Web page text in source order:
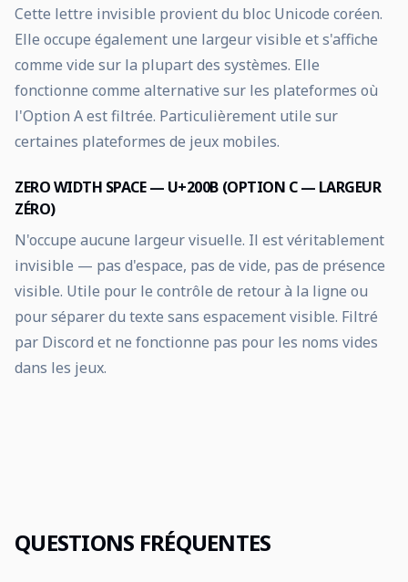
Cette lettre invisible provient du bloc Unicode coréen.
Elle occupe également une largeur visible et s'affiche
comme vide sur la plupart des systèmes. Elle
fonctionne comme alternative sur les plateformes où
l'Option A est filtrée. Particulièrement utile sur
certaines plateformes de jeux mobiles.
ZERO WIDTH SPACE — U+200B (OPTION C — LARGEUR
ZÉRO)
N'occupe aucune largeur visuelle. Il est véritablement
invisible — pas d'espace, pas de vide, pas de présence
visible. Utile pour le contrôle de retour à la ligne ou
pour séparer du texte sans espacement visible. Filtré
par Discord et ne fonctionne pas pour les noms vides
dans les jeux.
QUESTIONS FRÉQUENTES